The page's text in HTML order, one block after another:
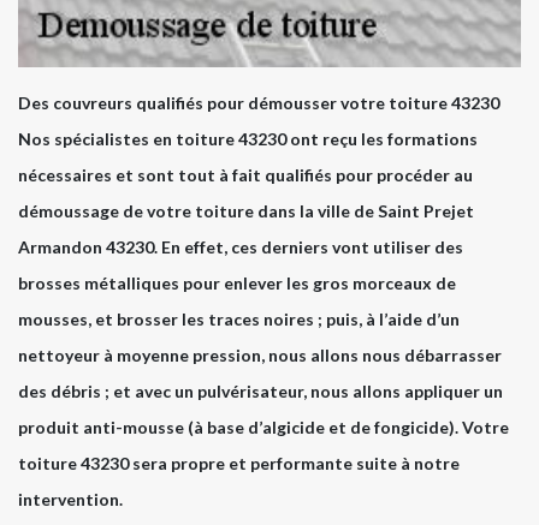
Des couvreurs qualifiés pour démousser votre toiture 43230
Nos spécialistes en toiture 43230 ont reçu les formations
nécessaires et sont tout à fait qualifiés pour procéder au
démoussage de votre toiture dans la ville de Saint Prejet
Armandon 43230. En effet, ces derniers vont utiliser des
brosses métalliques pour enlever les gros morceaux de
mousses, et brosser les traces noires ; puis, à l’aide d’un
nettoyeur à moyenne pression, nous allons nous débarrasser
des débris ; et avec un pulvérisateur, nous allons appliquer un
produit anti-mousse (à base d’algicide et de fongicide). Votre
toiture 43230 sera propre et performante suite à notre
intervention.